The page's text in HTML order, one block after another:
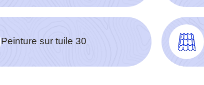
Peinture sur tuile 30